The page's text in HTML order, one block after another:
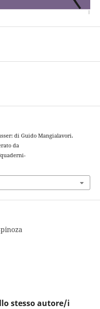
di Guido Mangialavori.
da
stesso autore/i